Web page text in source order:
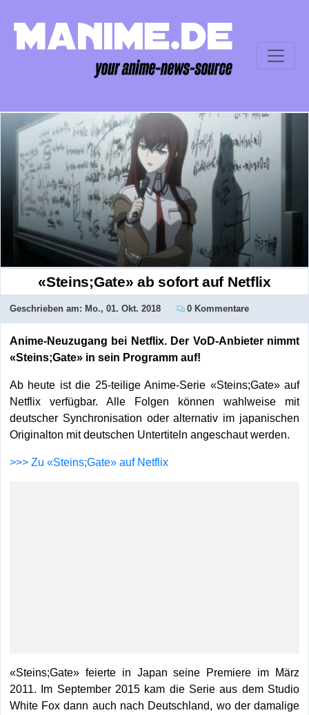
«Steins;Gate» ab sofort auf Netflix
Geschrieben am: Mo., 01. Okt. 2018 0 Kommentare
Anime-Neuzugang bei Netflix. Der VoD-Anbieter nimmt
«Steins;Gate» in sein Programm auf!
Ab heute ist die 25-teilige Anime-Serie «Steins;Gate» auf
Netflix verfügbar. Alle Folgen können wahlweise mit
deutscher Synchronisation oder alternativ im japanischen
Originalton mit deutschen Untertiteln angeschaut werden.
>>> Zu «Steins;Gate» auf Netflix
«Steins;Gate» feierte in Japan seine Premiere im März
2011. Im September 2015 kam die Serie aus dem Studio
White Fox dann auch nach Deutschland, wo der damalige